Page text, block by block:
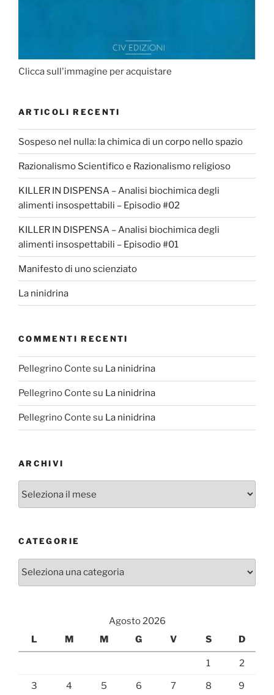
Clicca sull'immagine per acquistare
ARTICOLI RECENTI
Sospeso nel nulla: la chimica di un corpo nello spazio
Razionalismo Scientifico e Razionalismo religioso
KILLER IN DISPENSA – Analisi biochimica degli
alimenti insospettabili – Episodio #02
KILLER IN DISPENSA – Analisi biochimica degli
alimenti insospettabili – Episodio #01
Manifesto di uno scienziato
La ninidrina
COMMENTI RECENTI
Pellegrino Conte su La ninidrina
Pellegrino Conte su La ninidrina
Pellegrino Conte su La ninidrina
ARCHIVI
CATEGORIE
Categorie
Agosto 2026
L
M M G V S D
1 2
3 4 5 6 7 8 9